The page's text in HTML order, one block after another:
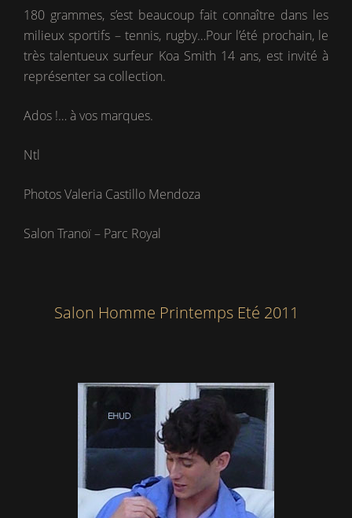
180 grammes, s’est beaucoup fait connaître dans les
milieux sportifs – tennis, rugby…Pour l’été prochain, le
très talentueux surfeur Koa Smith 14 ans, est invité à
représenter sa collection.
Ados !… à vos marques.
Ntl
Photos Valeria Castillo Mendoza
Salon Tranoï – Parc Royal
Salon Homme Printemps Eté 2011